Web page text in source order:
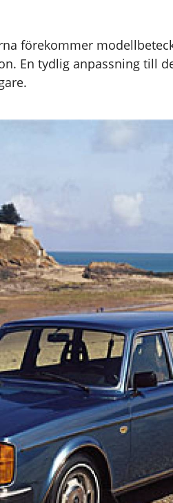
förekommer
En tydlig anpassning till